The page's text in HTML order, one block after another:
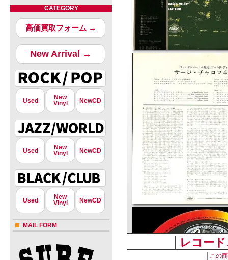
CATEGORY
高価買取フォーム →
New Arrival →
Used
New
Vinyl
NewCD
Used
New
Vinyl
NewCD
Used
New
Vinyl
NewCD
MAIL FORM
レコー
この